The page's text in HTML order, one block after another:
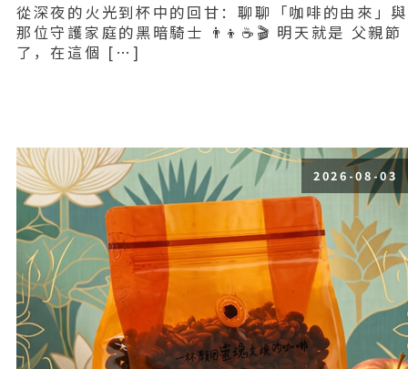
從深夜的火光到杯中的回甘：聊聊「咖啡的由來」與
那位守護家庭的黑暗騎士 👨‍👦☕🎬 明天就是 父親節
了，在這個 […]
2026-08-03